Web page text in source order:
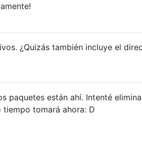
¿Quizás también incluye el
paquetes están ahí. Intenté
tomará ahora: D